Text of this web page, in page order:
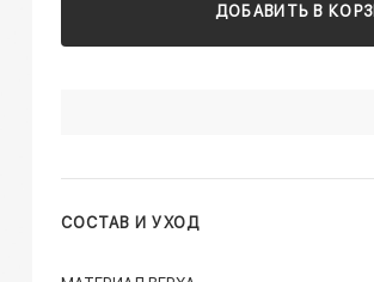
ДОБАВИТЬ В
СОСТАВ И УХОД